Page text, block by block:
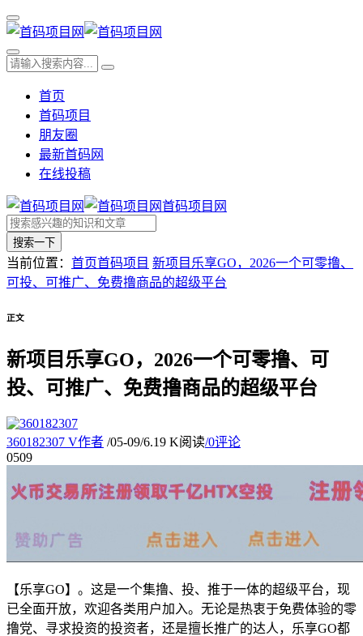
首页
首码项目
朋友圈
最新首码网
在线投稿
首码项目网
搜索一下
当前位置： 首页首码项目 新项目乐享GO，2026一个可零撸、
可投、可推广、免费撸商品的超级平台
正文
新项目乐享GO，2026一个可零撸、可
投、可推广、免费撸商品的超级平台
360182307 V作者 /05-09/6.19 K阅读/0评论
0509
【乐享GO】。这是一个集撸、投、推于一体的超级平台，现
已全面开放，欢迎各类用户加入。无论是热衷于免费体验的零
撸党、寻求投资的投资者，还是擅长推广的达人，乐享GO都